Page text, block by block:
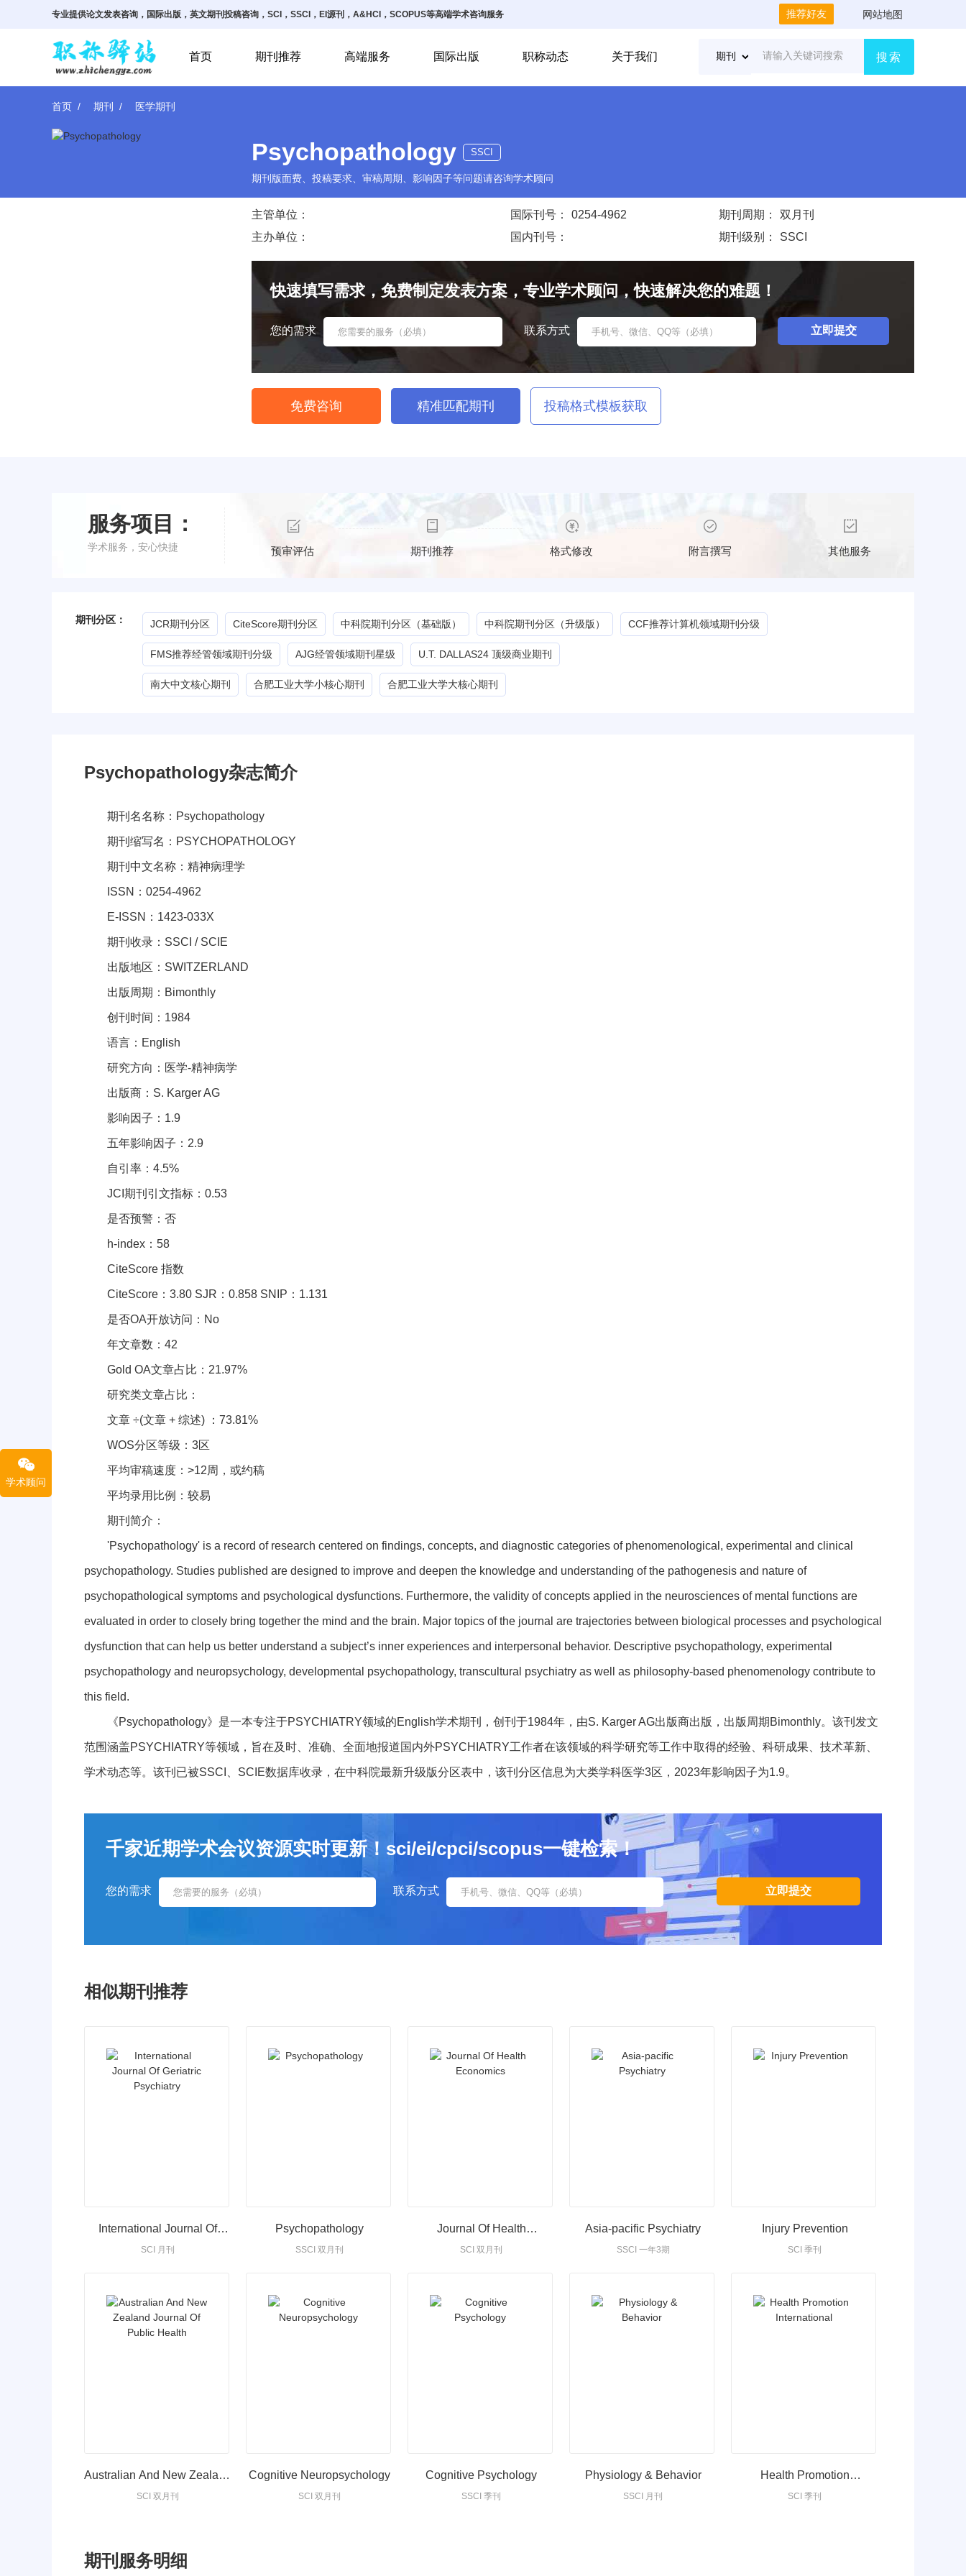
专业提供论文发表咨询，国际出版，英文期刊投稿咨询，SCI，SSCI，EI源刊，A&HCI，SCOPUS等高端学术咨询服务 推荐好友 网站地图
首页 期刊推荐 高端服务 国际出版 职称动态 关于我们 搜索
首页 期刊 医学期刊
Psychopathology SSCI
期刊版面费、投稿要求、审稿周期、影响因子等问题请咨询学术顾问
主管单位：
主办单位：
国际刊号：
0254-4962
国内刊号：
期刊周期：
双月刊
期刊级别：
SSCI
快速填写需求，免费制定发表方案，专业学术顾问，快速解决您的难题！
您的需求 联系方式
免费咨询 精准匹配期刊 投稿格式模板获取
服务项目：
学术服务，安心快捷 预审评估 期刊推荐 格式修改 附言撰写 其他服务
期刊分区： JCR期刊分区 CiteScore期刊分区 中科院期刊分区（基础版） 中科院期刊分区（升级版） CCF推荐计算机领域期刊分级
FMS推荐经管领域期刊分级 AJG经管领域期刊星级 U.T. DALLAS24 顶级商业期刊
南大中文核心期刊 合肥工业大学小核心期刊 合肥工业大学大核心期刊
Psychopathology杂志简介
期刊名名称：Psychopathology
期刊缩写名：PSYCHOPATHOLOGY
期刊中文名称：精神病理学
ISSN：0254-4962
E-ISSN：1423-033X
期刊收录：SSCI / SCIE
出版地区：SWITZERLAND
出版周期：Bimonthly
创刊时间：1984
语言：English
研究方向：医学-精神病学
出版商：S. Karger AG
影响因子：1.9
五年影响因子：2.9
自引率：4.5%
JCI期刊引文指标：0.53
是否预警：否
h-index：58
CiteScore 指数
CiteScore：3.80 SJR：0.858 SNIP：1.131
是否OA开放访问：No
年文章数：42
Gold OA文章占比：21.97%
研究类文章占比：
文章 ÷(文章 + 综述) ：73.81%
WOS分区等级：3区
平均审稿速度：>12周，或约稿
平均录用比例：较易
期刊简介：
'Psychopathology' is a record of research centered on findings, concepts, and diagnostic categories of phenomenological, experimental and clinical
psychopathology. Studies published are designed to improve and deepen the knowledge and understanding of the pathogenesis and nature of
psychopathological symptoms and psychological dysfunctions. Furthermore, the validity of concepts applied in the neurosciences of mental functions are
evaluated in order to closely bring together the mind and the brain. Major topics of the journal are trajectories between biological processes and psychological
dysfunction that can help us better understand a subject’s inner experiences and interpersonal behavior. Descriptive psychopathology, experimental
psychopathology and neuropsychology, developmental psychopathology, transcultural psychiatry as well as philosophy-based phenomenology contribute to
this field.
《Psychopathology》是一本专注于PSYCHIATRY领域的English学术期刊，创刊于1984年，由S. Karger AG出版商出版，出版周期Bimonthly。该刊发文
范围涵盖PSYCHIATRY等领域，旨在及时、准确、全面地报道国内外PSYCHIATRY工作者在该领域的科学研究等工作中取得的经验、科研成果、技术革新、
学术动态等。该刊已被SSCI、SCIE数据库收录，在中科院最新升级版分区表中，该刊分区信息为大类学科医学3区，2023年影响因子为1.9。
千家近期学术会议资源实时更新！sci/ei/cpci/scopus一键检索！
您的需求 联系方式
相似期刊推荐
International Journal Of
Geriatric Psychiatry
SCI 月刊
Psychopathology
SSCI 双月刊
Journal Of Health
Economics
SCI 双月刊
Asia-pacific Psychiatry
SSCI 一年3期
Injury Prevention
SCI 季刊
Australian And New Zealand
Journal Of Public Health
SCI 双月刊
Cognitive Neuropsychology
SCI 双月刊
Cognitive Psychology
SSCI 季刊
Physiology & Behavior
SSCI 月刊
Health Promotion
International
SCI 季刊
期刊服务明细
学术顾问